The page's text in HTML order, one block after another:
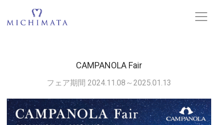
CAMPANOLA Fair
フェア期間 2024.11.08～2025.01.13